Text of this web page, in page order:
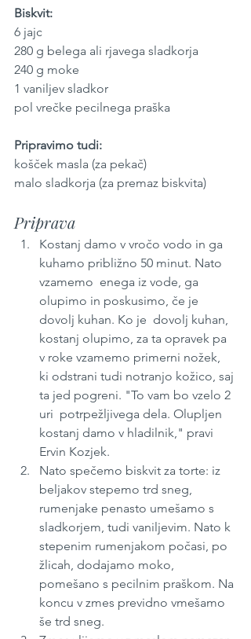
Biskvit:
6 jajc
280 g belega ali rjavega sladkorja
240 g moke
1 vaniljev sladkor
pol vrečke pecilnega praška
Pripravimo tudi:
košček masla (za pekač)
malo sladkorja (za premaz biskvita)
Priprava
Kostanj damo v vročo vodo in ga
kuhamo približno 50 minut. Nato
vzamemo  enega iz vode, ga
olupimo in poskusimo, če je
dovolj kuhan. Ko je  dovolj kuhan,
kostanj olupimo, za ta opravek pa
v roke vzamemo primerni nožek,
ki odstrani tudi notranjo kožico, saj
ta jed pogreni. "To vam bo vzelo 2
uri  potrpežljivega dela. Olupljen
kostanj damo v hladilnik," pravi
Ervin Kozjek.
Nato spečemo biskvit za torte: iz
beljakov stepemo trd sneg,
rumenjake penasto umešamo s
sladkorjem, tudi vaniljevim. Nato k
stepenim rumenjakom počasi, po
žlicah, dodajamo moko,
pomešano s pecilnim praškom. Na
koncu v zmes previdno vmešamo
še trd sneg.